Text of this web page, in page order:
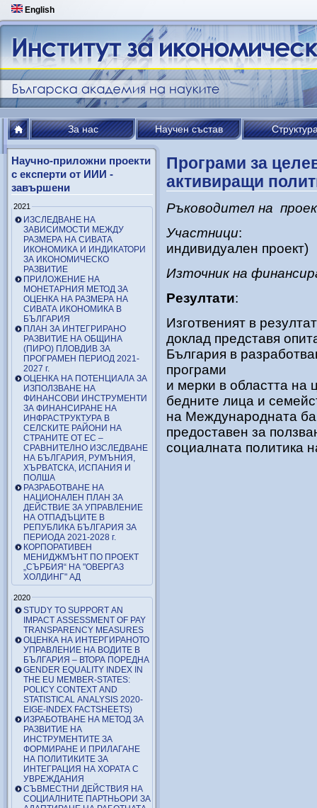
English
За нас Научен състав
Научно-приложни проекти
с експерти от ИИИ -
завършени
2021
ИЗСЛЕДВАНЕ НА
ЗАВИСИМОСТИ МЕЖДУ
РАЗМЕРА НА СИВАТА
ИКОНОМИКА И ИНДИКАТОРИ
ЗА ИКОНОМИЧЕСКО
РАЗВИТИЕ
ПРИЛОЖЕНИЕ НА
МОНЕТАРНИЯ МЕТОД ЗА
ОЦЕНКА НА РАЗМЕРА НА
СИВАТА ИКОНОМИКА В
БЪЛГАРИЯ
ПЛАН ЗА ИНТЕГРИРАНО
РАЗВИТИЕ НА ОБЩИНА
(ПИРО) ПЛОВДИВ ЗА
ПРОГРАМЕН ПЕРИОД 2021-
2027 г.
ОЦЕНКА НА ПОТЕНЦИАЛА ЗА
ИЗПОЛЗВАНЕ НА
ФИНАНСОВИ ИНСТРУМЕНТИ
ЗА ФИНАНСИРАНЕ НА
ИНФРАСТРУКТУРА В
СЕЛСКИТЕ РАЙОНИ НА
СТРАНИТЕ ОТ ЕС –
СРАВНИТЕЛНО ИЗСЛЕДВАНЕ
НА БЪЛГАРИЯ, РУМЪНИЯ,
ХЪРВАТСКА, ИСПАНИЯ И
ПОЛША
РАЗРАБОТВАНЕ НА
НАЦИОНАЛЕН ПЛАН ЗА
ДЕЙСТВИЕ ЗА УПРАВЛЕНИЕ
НА ОТПАДЪЦИТЕ В
РЕПУБЛИКА БЪЛГАРИЯ ЗА
ПЕРИОДА 2021-2028 г.
КОРПОРАТИВЕН
МЕНИДЖМЪНТ ПО ПРОЕКТ
„СЪРБИЯ“ НА "ОВЕРГАЗ
ХОЛДИНГ" АД
2020
STUDY TO SUPPORT AN
IMPACT ASSESSMENT OF PAY
TRANSPARENCY MEASURES
ОЦЕНКА НА ИНТЕРГИРАНОТО
УПРАВЛЕНИЕ НА ВОДИТЕ В
БЪЛГАРИЯ – ВТОРА ПОРЕДНА
GENDER EQUALITY INDEX IN
THE EU MEMBER-STATES:
POLICY CONTEXT AND
STATISTICAL ANALYSIS 2020-
EIGE-INDEX FACTSHEETS)
ИЗРАБОТВАНЕ НА МЕТОД ЗА
РАЗВИТИЕ НА
ИНСТРУМЕНТИТЕ ЗА
ФОРМИРАНЕ И ПРИЛАГАНЕ
НА ПОЛИТИКИТЕ ЗА
ИНТЕГРАЦИЯ НА ХОРАТА С
УВРЕЖДАНИЯ
СЪВМЕСТНИ ДЕЙСТВИЯ НА
СОЦИАЛНИТЕ ПАРТНЬОРИ ЗА
Програми за
активиращи
Ръководител на
Участници:
индивидуален проект)
Източник на
Резултати:
Изготвеният в
доклад представя
България в
програми
и мерки в областта на
бедните лица и
на Международната
предоставен за
социалната политика